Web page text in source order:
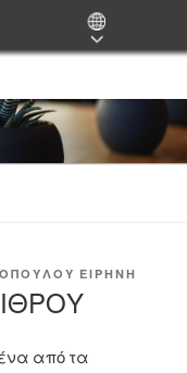
ΕΙΡΗΝΗ
ένα από τα